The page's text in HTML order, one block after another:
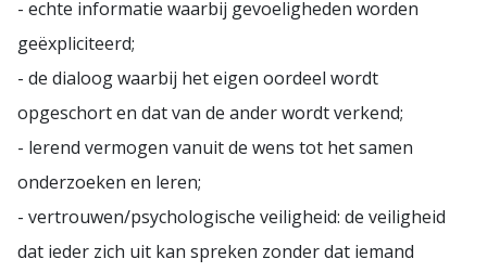
- echte informatie waarbij gevoeligheden worden
geëxpliciteerd;
- de dialoog waarbij het eigen oordeel wordt
opgeschort en dat van de ander wordt verkend;
- lerend vermogen vanuit de wens tot het samen
onderzoeken en leren;
- vertrouwen/psychologische veiligheid: de veiligheid
dat ieder zich uit kan spreken zonder dat iemand